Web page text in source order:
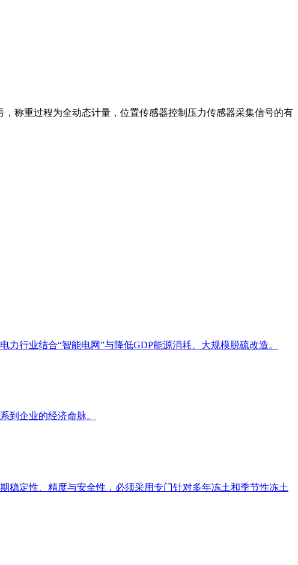
称重过程为全动态计量，位置传感器控制压力传感器采集信号的有
行业结合“智能电网”与降低GDP能源消耗、大规模脱硫改造。
到企业的经济命脉。
稳定性、精度与安全性，必须采用专门针对多年冻土和季节性冻土